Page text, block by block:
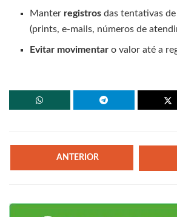
Manter registros das tentativas
(prints, e-mails, números de
Evitar movimentar o valor até a
ANTERIOR